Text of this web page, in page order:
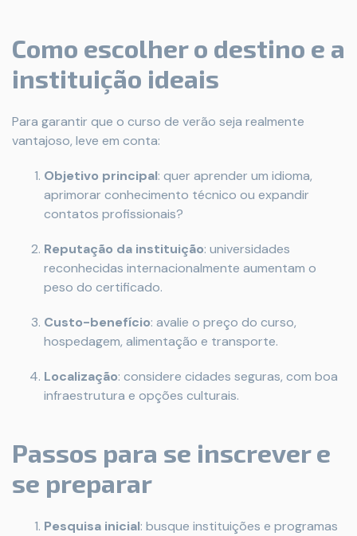
Como escolher o destino e a
instituição ideais
Para garantir que o curso de verão seja realmente
vantajoso, leve em conta:
Objetivo principal: quer aprender um idioma,
aprimorar conhecimento técnico ou expandir
contatos profissionais?
Reputação da instituição: universidades
reconhecidas internacionalmente aumentam o
peso do certificado.
Custo-benefício: avalie o preço do curso,
hospedagem, alimentação e transporte.
Localização: considere cidades seguras, com boa
infraestrutura e opções culturais.
Passos para se inscrever e
se preparar
Pesquisa inicial: busque instituições e programas